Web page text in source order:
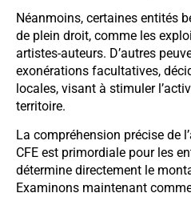
Néanmoins, certaines entités
de plein droit, comme les
artistes-auteurs. D’autres
exonérations facultatives,
locales, visant à stimuler
territoire.
La compréhension précise de
CFE est primordiale pour les
détermine directement le
Examinons maintenant